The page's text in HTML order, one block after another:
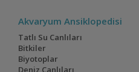
Akvaryum Ansiklopedisi
Tatlı Su Canlıları
Bitkiler
Biyotoplar
Deniz Canlıları